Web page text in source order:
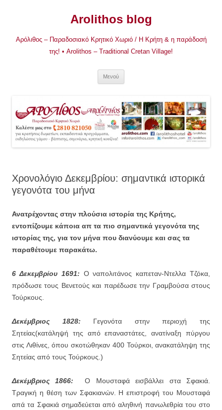
Arolithos blog
Αρόλιθος – Παραδοσιακό Κρητικό Χωριό / Η Κρήτη & η παράδοσή
της! • Arolithos – Traditional Cretan Village!
Μενού
Χρονολόγιο Δεκεμβρίου: σημαντικά ιστορικά
γεγονότα του μήνα
Ανατρέχοντας στην πλούσια ιστορία της Κρήτης,
εντοπίζουμε κάποια απ τα πιο σημαντικά γεγονότα της
ιστορίας της, για τον μήνα που διανύουμε και σας τα
παραθέτουμε παρακάτω.
6 Δεκεμβρίου 1691: Ο ναπολιτάνος καπεταν-Ντελλα Τζόκα,
πρόδωσε τους Βενετούς και παρέδωσε την Γραμβούσα στους
Τούρκους.
Δεκέμβριος 1828: Γεγονότα στην περιοχή της
Σητείας(κατάληψή της από επαναστάτες, ανατίναξη πύργου
στις Λιθίνες, όπου σκοτώθηκαν 400 Τούρκοι, ανακατάληψη της
Σητείας από τους Τούρκους.)
Δεκέμβριος 1866: Ο Μουσταφά εισβάλλει στα Σφακιά.
Τραγική η θέση των Σφακιανών. Η επιστροφή του Μουσταφά
απά τα Σφακιά σημαδεύεται από αληθινή πανωλεθρία του στο